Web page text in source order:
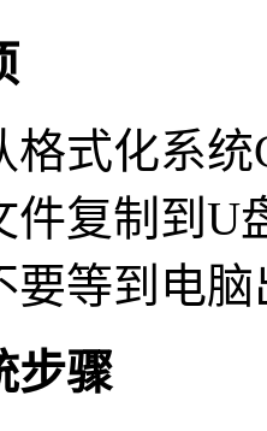
格式化系统
复制到 U
要等到电
步骤